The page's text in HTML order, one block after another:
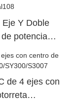
Eje Y Doble
potencia
de 4 ejes con